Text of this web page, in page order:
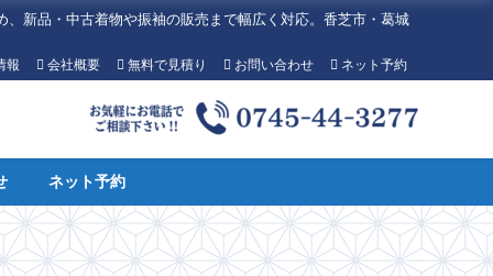
新品・中古着物や振袖の販売まで幅広く対応。香芝市・葛城
報 会社概要 無料で見積り お問い合わせ ネット予約
ネット予約